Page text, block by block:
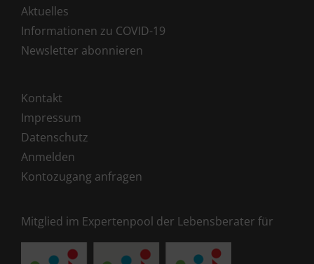
Aktuelles
Informationen zu COVID-19
Newsletter abonnieren
Kontakt
Impressum
Datenschutz
Anmelden
Kontozugang anfragen
Mitglied im Expertenpool der Lebensberater für